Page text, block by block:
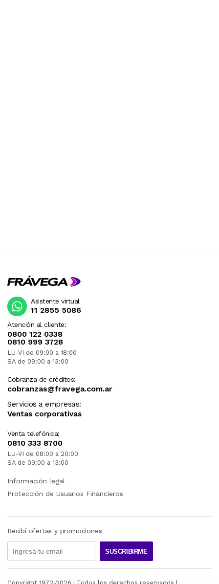
Atención al cliente:
0800 122 0338
0810 999 3728
LU-VI de 09:00 a 18:00
SA de 09:00 a 13:00
Cobranza de créditos:
cobranzas@fravega.com.ar
Servicios a empresas:
Ventas corporativas
Venta telefónica:
0810 333 8700
LU-VI de 08:00 a 20:00
SA de 09:00 a 13:00
Asistente virtual
11 2855 5086
Información legal
Protección de Usuarios Financieros
Recibí ofertas y promociones
SUSCRIBIRME